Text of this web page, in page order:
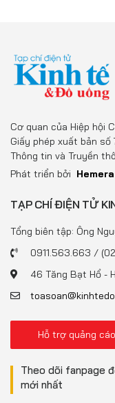
Cơ quan của Hiệp hội
Giấy phép xuất bản
Thông tin và Truyền
Phát triển bởi
TẠP CHÍ ĐIỆN TỬ
Tổng biên tập: Ông
0911.563.663 /
46 Tăng Bạt Hổ -
Hỗ trợ quảng
Theo dõi fanpage
mới nhất